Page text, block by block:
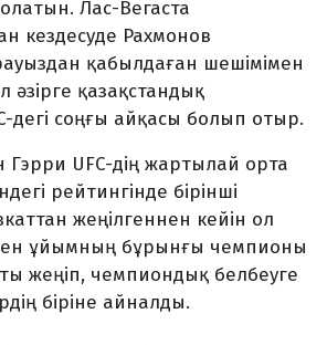
Лас-Вегаста
кездесуде Рахмонов
қабылдаған шешімімен
әзірге қазақстандық
дегі соңғы айқасы болып отыр.
Гэрри UFC-дің жартылай орта
рейтингінде бірінші
жеңілгеннен кейін ол
ұйымның бұрынғы чемпионы
жеңіп, чемпиондық белбеуге
біріне айналды.